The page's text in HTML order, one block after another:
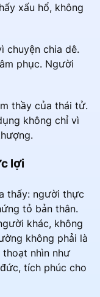
xấu hổ, không
chuyện chia dê.
phục. Người
thầy của thái tử.
không chỉ vì
lợi
thấy: người thực
tỏ bản thân.
khác, không
không phải là
nhìn như
tích phúc cho